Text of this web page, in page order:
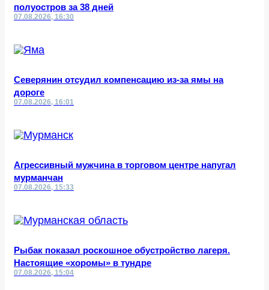
полуостров за 38 дней
07.08.2026, 16:30
Северянин отсудил компенсацию из-за ямы на
дороге
07.08.2026, 16:01
Агрессивный мужчина в торговом центре напугал
мурманчан
07.08.2026, 15:33
Рыбак показал роскошное обустройство лагеря.
Настоящие «хоромы» в тундре
07.08.2026, 15:04